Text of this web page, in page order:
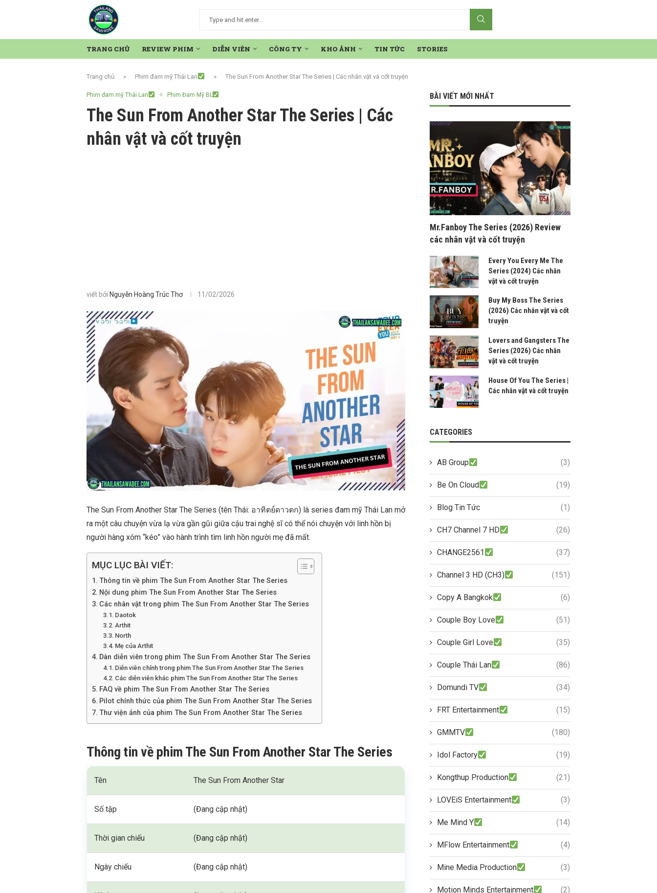
TRANG CHỦ REVIEW PHIM DIỄN VIÊN CÔNG TY KHO ẢNH TIN TỨC STORIES
Trang chủ » Phim đam mỹ Thái Lan » The Sun From Another Star The Series | Các nhân vật và cốt truyện
Phim đam mỹ Thái Lan Phim Đam Mỹ BL
The Sun From Another Star The Series | Các
nhân vật và cốt truyện
viết bởi Nguyễn Hoàng Trúc Thơ 11/02/2026
The Sun From Another Star The Series (tên Thái: อาทิตย์ดาวตก) là series đam mỹ Thái Lan mở
ra một câu chuyện vừa lạ vừa gần gũi giữa cậu trai nghệ sĩ có thể nói chuyện với linh hồn bị
người hàng xóm “kéo” vào hành trình tìm linh hồn người mẹ đã mất.
MỤC LỤC BÀI VIẾT:
Thông tin về phim The Sun From Another Star The Series
Nội dung phim The Sun From Another Star The Series
Các nhân vật trong phim The Sun From Another Star The Series
Daotok
Arthit
North
Mẹ của Arthit
Dàn diễn viên trong phim The Sun From Another Star The Series
Diễn viên chính trong phim The Sun From Another Star The Series
Các diễn viên khác phim The Sun From Another Star The Series
FAQ về phim The Sun From Another Star The Series
Pilot chính thức của phim The Sun From Another Star The Series
Thư viện ảnh của phim The Sun From Another Star The Series
Thông tin về phim The Sun From Another Star The Series
Tên The Sun From Another Star
Số tập (Đang cập nhật)
Thời gian chiếu (Đang cập nhật)
Ngày chiếu (Đang cập nhật)
BÀI VIẾT MỚI NHẤT
Mr.Fanboy The Series (2026) Review
các nhân vật và cốt truyện
Every You Every Me The
Series (2024) Các nhân
vật và cốt truyện
Buy My Boss The Series
(2026) Các nhân vật và cốt
truyện
Lovers and Gangsters The
Series (2026) Các nhân
vật và cốt truyện
House Of You The Series |
Các nhân vật và cốt truyện
CATEGORIES
AB Group (3)
Be On Cloud (19)
Blog Tin Tức (1)
CH7 Channel 7 HD (26)
CHANGE2561 (37)
Channel 3 HD (CH3) (151)
Copy A Bangkok (6)
Couple Boy Love (51)
Couple Girl Love (35)
Couple Thái Lan (86)
Domundi TV (34)
FRT Entertainment (15)
GMMTV (180)
Idol Factory (19)
Kongthup Production (21)
LOVEiS Entertainment (3)
Me Mind Y (14)
MFlow Entertainment (4)
Mine Media Production (3)
Motion Minds Entertainment (2)